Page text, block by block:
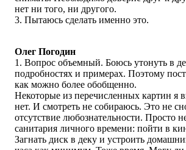
нет ни того, ни другого.
3. Пытаюсь сделать именно это.
Олег Погодин
1. Вопрос объемный. Боюсь утонуть в
подробностях и примерах. Поэтому
как можно более обобщенно.
Некоторые из перечисленных картин я
нет. И смотреть не собираюсь. Это не
отсутствие любознательности. Просто
санитария личного времени: пойти в
Загнать диск в деку и устроить